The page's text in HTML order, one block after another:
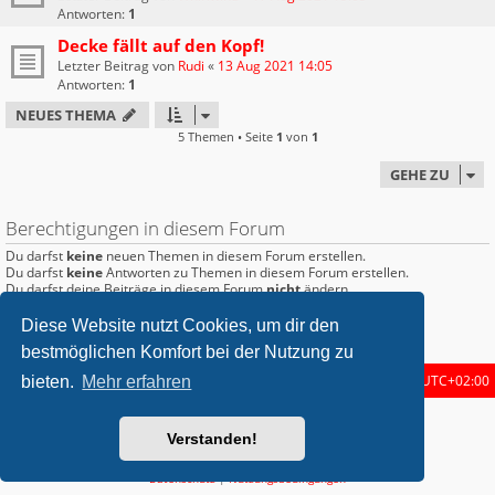
Diese Website nutzt Cookies, um dir den
bestmöglichen Komfort bei der Nutzung zu
bieten. Mehr erfahren
Verstanden!
Antworten: 1
Decke fällt auf den Kopf!
Letzter Beitrag von Rudi « 13 Aug 2021 14:05
Antworten: 1
NEUES THEMA
5 Themen • Seite 1 von 1
GEHE ZU
Berechtigungen in diesem Forum
Du darfst keine neuen Themen in diesem Forum erstellen.
Du darfst keineAntworten zu Themen in diesem Forum erstellen.
Du darfst deine Beiträge in diesem Forumnichtändern.
Du darfstkeineDateianhänge in diesem Forum erstellen.
Startseite Foren-Übersicht UTC+02:00
metrolike style byEric SeguinUpdated for phpBB3.2 by
Powered byphpBB® Forum Software © phpBB Limited
Deutsche Übersetzung durchphpBB.de
Datenschutz|Nutzungsbedingungen